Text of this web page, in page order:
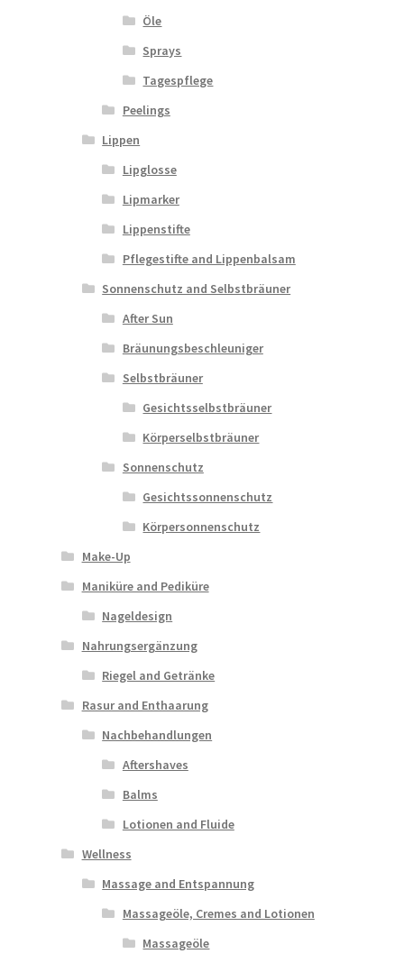
Öle
Sprays
Tagespflege
Peelings
Lippen
Lipglosse
Lipmarker
Lippenstifte
Pflegestifte and Lippenbalsam
Sonnenschutz and Selbstbräuner
After Sun
Bräunungsbeschleuniger
Selbstbräuner
Gesichtsselbstbräuner
Körperselbstbräuner
Sonnenschutz
Gesichtssonnenschutz
Körpersonnenschutz
Make-Up
Maniküre and Pediküre
Nageldesign
Nahrungsergänzung
Riegel and Getränke
Rasur and Enthaarung
Nachbehandlungen
Aftershaves
Balms
Lotionen and Fluide
Wellness
Massage and Entspannung
Massageöle, Cremes and Lotionen
Massageöle